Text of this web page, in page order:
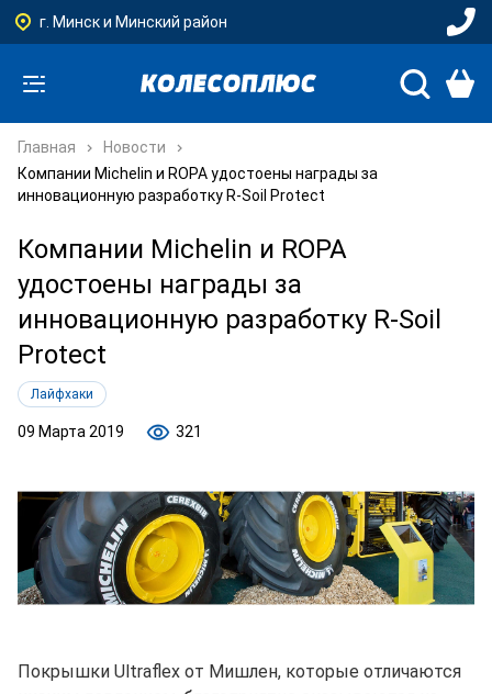
г. Минск и Минский район
Главная
Новости
Компании Michelin и ROPA удостоены награды за
инновационную разработку R-Soil Protect
Компании Michelin и ROPA
удостоены награды за
инновационную разработку R-Soil
Protect
Лайфхаки
09 Марта 2019 321
Покрышки Ultraflex от Мишлен, которые отличаются